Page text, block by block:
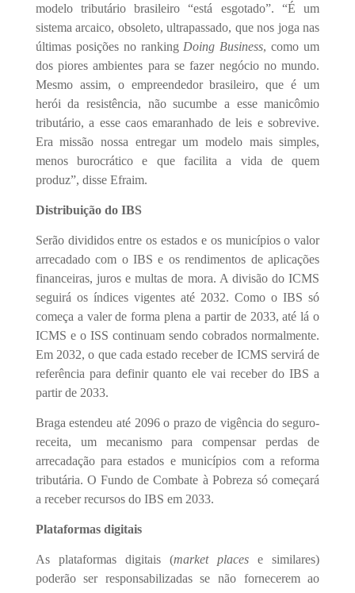
modelo tributário brasileiro “está esgotado”. “É um
sistema arcaico, obsoleto, ultrapassado, que nos joga nas
últimas posições no ranking Doing Business, como um
dos piores ambientes para se fazer negócio no mundo.
Mesmo assim, o empreendedor brasileiro, que é um
herói da resistência, não sucumbe a esse manicômio
tributário, a esse caos emaranhado de leis e sobrevive.
Era missão nossa entregar um modelo mais simples,
menos burocrático e que facilita a vida de quem
produz”, disse Efraim.
Distribuição do IBS
Serão divididos entre os estados e os municípios o valor
arrecadado com o IBS e os rendimentos de aplicações
financeiras, juros e multas de mora. A divisão do ICMS
seguirá os índices vigentes até 2032. Como o IBS só
começa a valer de forma plena a partir de 2033, até lá o
ICMS e o ISS continuam sendo cobrados normalmente.
Em 2032, o que cada estado receber de ICMS servirá de
referência para definir quanto ele vai receber do IBS a
partir de 2033.
Braga estendeu até 2096 o prazo de vigência do seguro-
receita, um mecanismo para compensar perdas de
arrecadação para estados e municípios com a reforma
tributária. O Fundo de Combate à Pobreza só começará
a receber recursos do IBS em 2033.
Plataformas digitais
As plataformas digitais (market places e similares)
poderão ser responsabilizadas se não fornecerem ao